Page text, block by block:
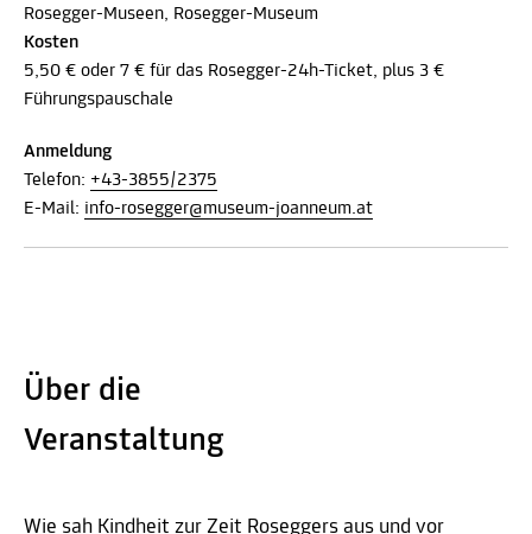
Rosegger-Museen, Rosegger-Museum
Kosten
5,50 € oder 7 € für das Rosegger-24h-Ticket, plus 3 €
Führungspauschale
Anmeldung
Telefon: +43-3855/2375
E-Mail: info-rosegger@museum-joanneum.at
Über die
Veranstaltung
Wie sah Kindheit zur Zeit Roseggers aus und vor